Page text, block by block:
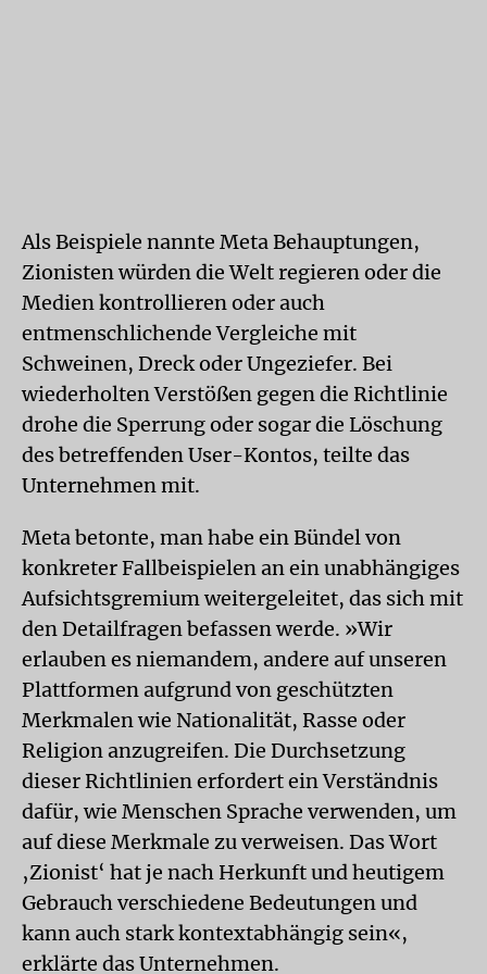
Als Beispiele nannte Meta Behauptungen,
Zionisten würden die Welt regieren oder die
Medien kontrollieren oder auch
entmenschlichende Vergleiche mit
Schweinen, Dreck oder Ungeziefer. Bei
wiederholten Verstößen gegen die Richtlinie
drohe die Sperrung oder sogar die Löschung
des betreffenden User-Kontos, teilte das
Unternehmen mit.
Meta betonte, man habe ein Bündel von
konkreter Fallbeispielen an ein unabhängiges
Aufsichtsgremium weitergeleitet, das sich mit
den Detailfragen befassen werde. »Wir
erlauben es niemandem, andere auf unseren
Plattformen aufgrund von geschützten
Merkmalen wie Nationalität, Rasse oder
Religion anzugreifen. Die Durchsetzung
dieser Richtlinien erfordert ein Verständnis
dafür, wie Menschen Sprache verwenden, um
auf diese Merkmale zu verweisen. Das Wort
‚Zionist‘ hat je nach Herkunft und heutigem
Gebrauch verschiedene Bedeutungen und
kann auch stark kontextabhängig sein«,
erklärte das Unternehmen.